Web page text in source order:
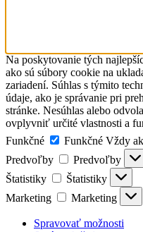
Na poskytovanie tých
ako sú súbory cookie na
zariadení. Súhlas s týmito
údaje, ako je správanie pri
stránke. Nesúhlas alebo
ovplyvniť určité vlastnosti a
Funkčné
Funkčné Vždy
Predvoľby
Predvoľby
Štatistiky
Štatistiky
Marketing
Marketing
Spravovať možnosti